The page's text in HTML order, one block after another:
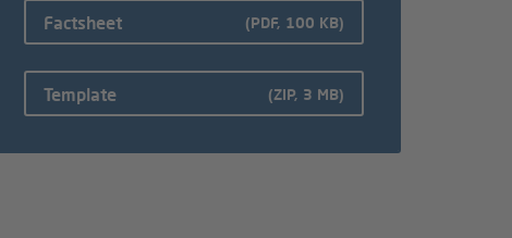
Factsheet (PDF, 100 KB)
Template (ZIP, 3 MB)